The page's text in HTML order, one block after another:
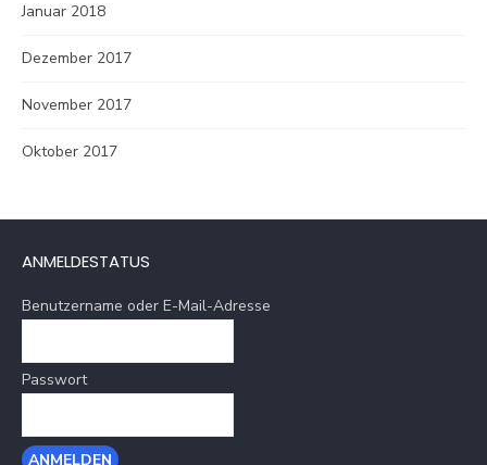
Januar 2018
Dezember 2017
November 2017
Oktober 2017
ANMELDESTATUS
Benutzername oder E-Mail-Adresse
Passwort